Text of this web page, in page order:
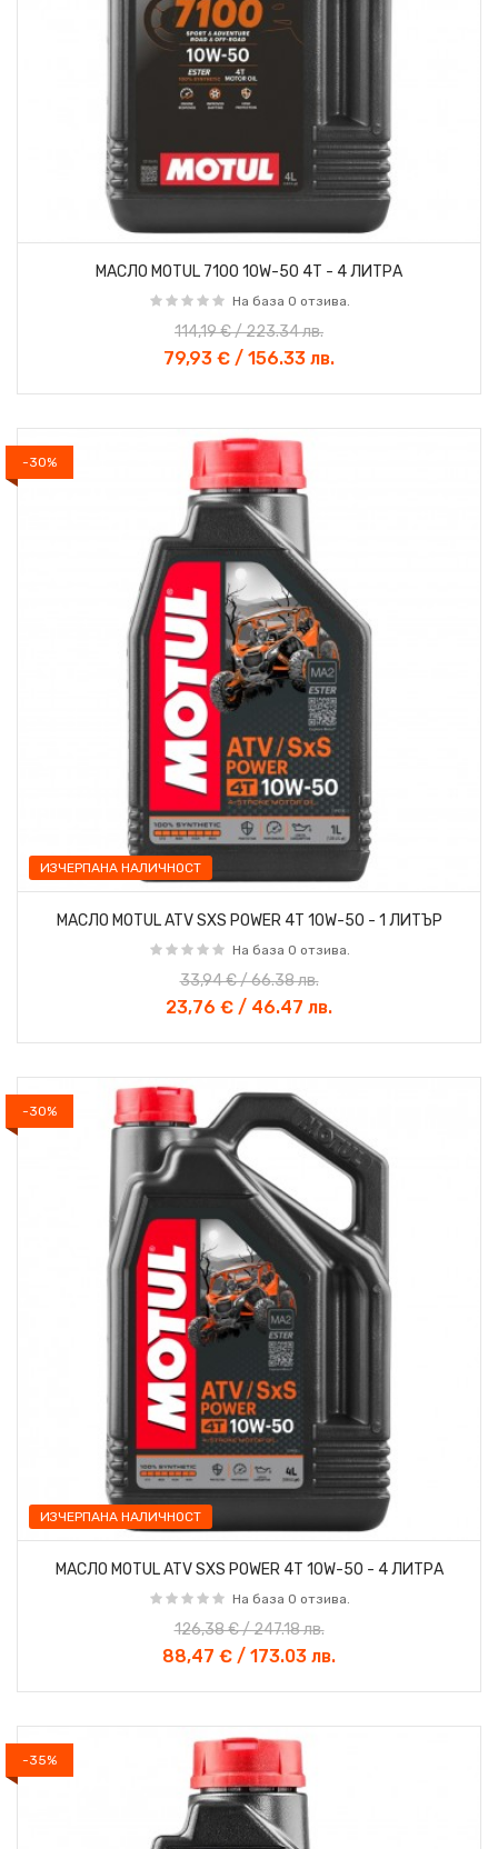
МАСЛО MOTUL 7100 10W-50 4T - 4 ЛИТРА
На база 0 отзива.
79,93 € / 156.33 лв.
114,19 € / 223.34 лв.
ИЗЧЕРПАНА НАЛИЧНОСТ
-30%
МАСЛО MOTUL ATV SXS POWER 4T 10W-50 - 1 ЛИТЪР
На база 0 отзива.
23,76 € / 46.47 лв.
33,94 € / 66.38 лв.
ИЗЧЕРПАНА НАЛИЧНОСТ
-30%
МАСЛО MOTUL ATV SXS POWER 4T 10W-50 - 4 ЛИТРА
На база 0 отзива.
88,47 € / 173.03 лв.
126,38 € / 247.18 лв.
-35%